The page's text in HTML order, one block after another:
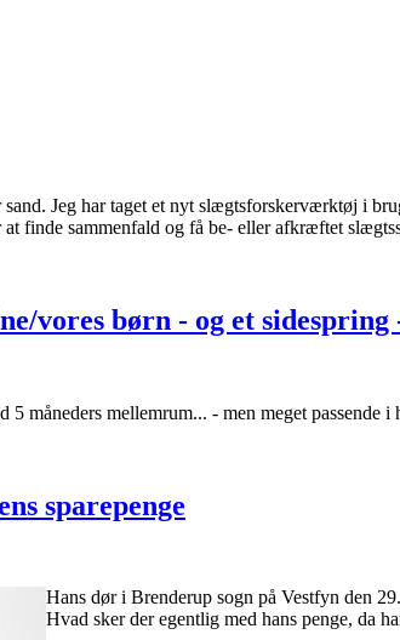
Jeg har taget et nyt slægtsforskerværktøj i
finde sammenfald og få be- eller afkræftet
vores børn - og et sidespring
5 måneders mellemrum... - men meget passende i
sparepenge
Hans dør i Brenderup sogn på Vestfyn den
Hvad sker der egentlig med hans penge, da